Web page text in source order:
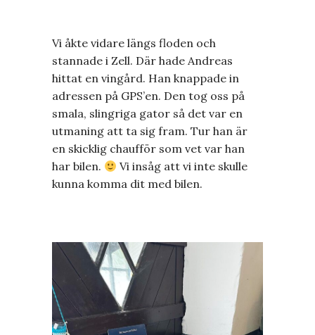
Vi åkte vidare längs floden och
stannade i Zell. Där hade Andreas
hittat en vingård. Han knappade in
adressen på GPS’en. Den tog oss på
smala, slingriga gator så det var en
utmaning att ta sig fram. Tur han är
en skicklig chaufför som vet var han
har bilen.
Vi insåg att vi inte skulle
kunna komma dit med bilen.